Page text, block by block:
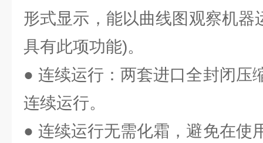
形式显示，能以曲线图观察机器
具有此项功能)。
● 连续运行：两套进口全封闭压
连续运行。
● 连续运行无需化霜，避免在使